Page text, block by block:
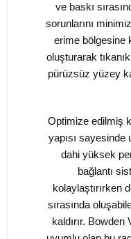
ve baskı
sorunlarını
erime bölgesine
oluşturarak
pürüzsüz yüzey
Optimize edilmiş
yapısı sayesinde
dahi yüksek
bağlantı
kolaylaştırırken
sırasında
kaldırır.